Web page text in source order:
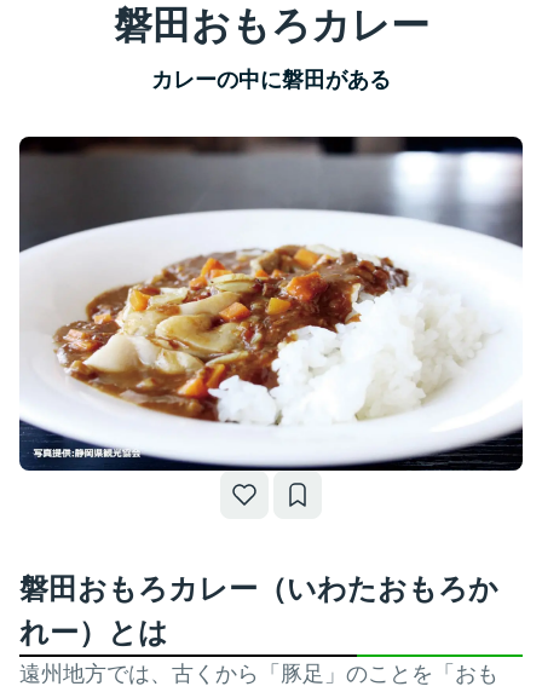
磐田おもろカレー
カレーの中に磐田がある
磐田おもろカレー（いわたおもろか
れー）とは
遠州地方では、古くから「豚足」のことを「おも